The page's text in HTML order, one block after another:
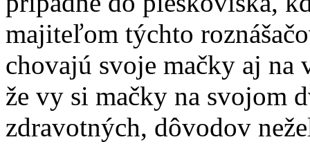
majiteľom týchto
chovajú svoje mačky aj na
že vy si mačky na svojom
zdravotných, dôvodov